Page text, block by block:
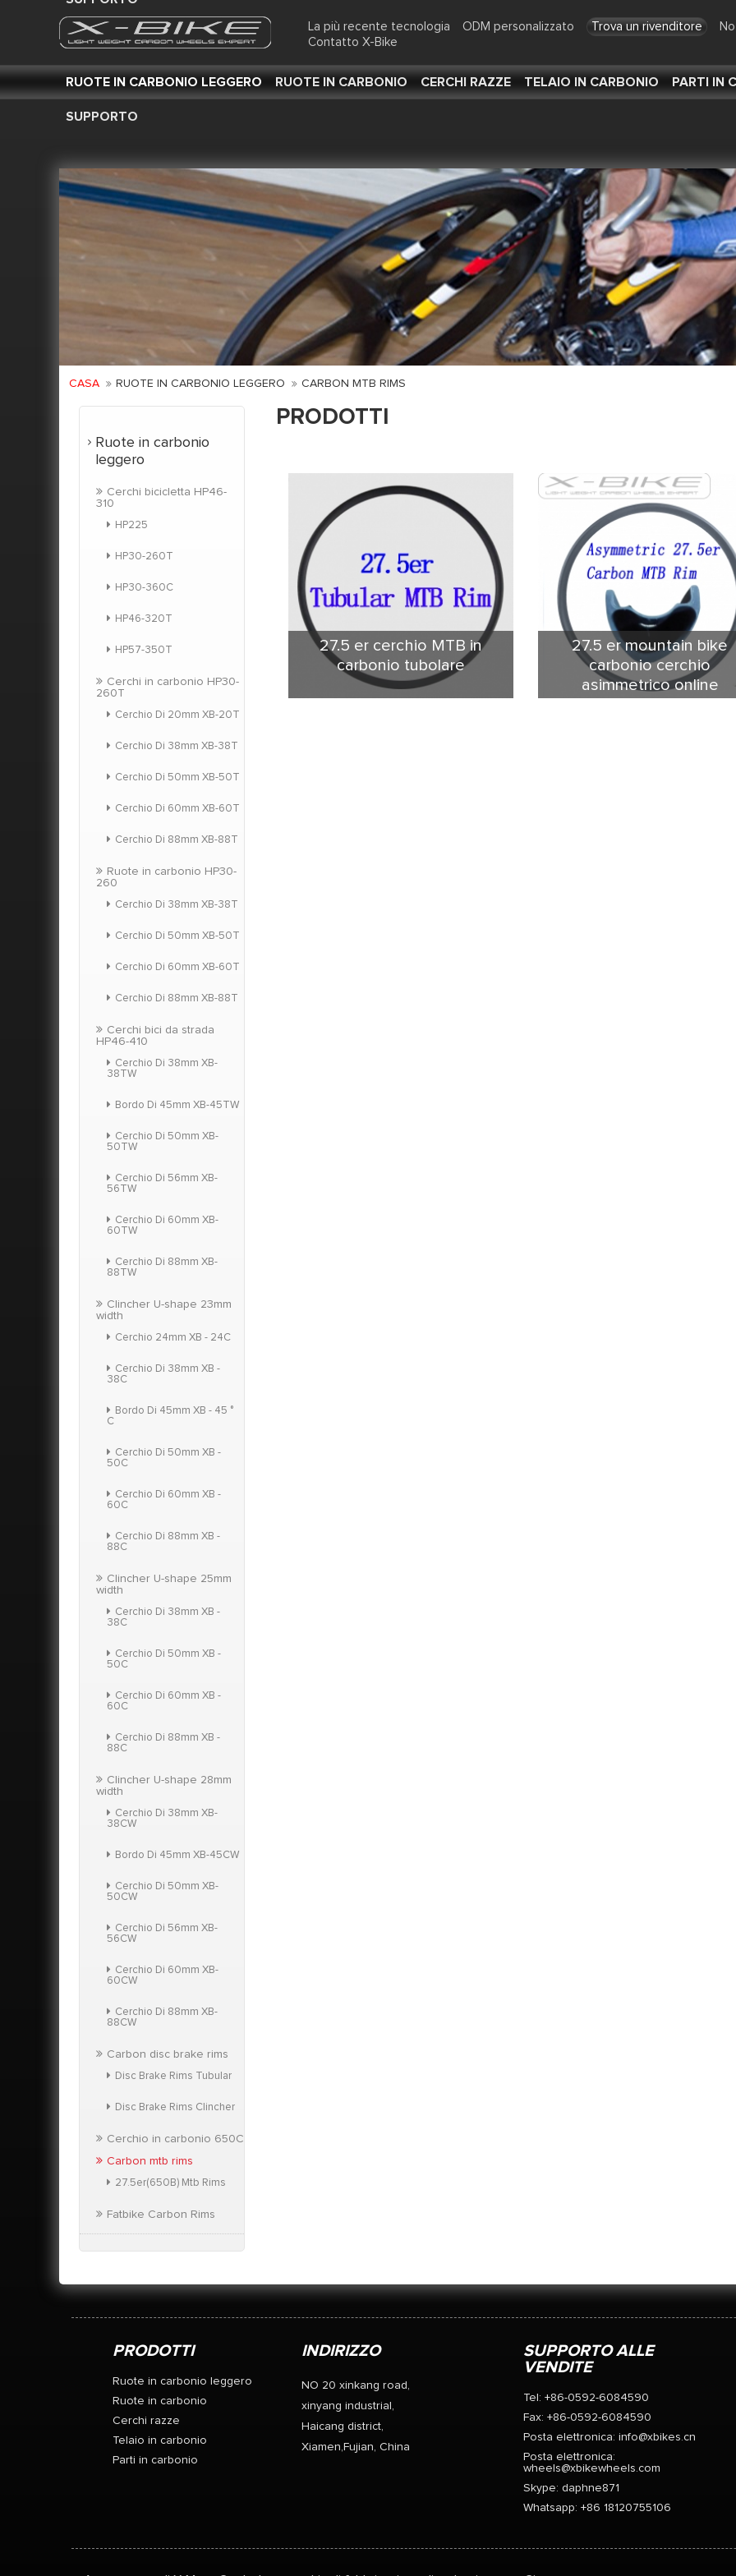
La più recente tecnologia ODM personalizzato Trova un rivenditore
Contatto X-Bike
RUOTE IN CARBONIO LEGGERO RUOTE IN CARBONIO CERCHI RAZZE TELAIO IN CARBONIO PARTI IN
SUPPORTO
CASA RUOTE IN CARBONIO LEGGERO CARBON MTB RIMS
Ruote in carbonio
leggero
Cerchi bicicletta HP46-
310
HP225
HP30-260T
HP30-360C
HP46-320T
HP57-350T
Cerchi in carbonio HP30-
260T
Cerchio Di 20mm XB-20T
Cerchio Di 38mm XB-38T
Cerchio Di 50mm XB-50T
Cerchio Di 60mm XB-60T
Cerchio Di 88mm XB-88T
Ruote in carbonio HP30-
260
Cerchio Di 38mm XB-38T
Cerchio Di 50mm XB-50T
Cerchio Di 60mm XB-60T
Cerchio Di 88mm XB-88T
Cerchi bici da strada
HP46-410
Cerchio Di 38mm XB-
38TW
Bordo Di 45mm XB-45TW
Cerchio Di 50mm XB-
50TW
Cerchio Di 56mm XB-
56TW
Cerchio Di 60mm XB-
60TW
Cerchio Di 88mm XB-
88TW
Clincher U-shape 23mm
width
Cerchio 24mm XB - 24C
Cerchio Di 38mm XB -
38C
Bordo Di 45mm XB - 45 °
C
Cerchio Di 50mm XB -
50C
Cerchio Di 60mm XB -
60C
Cerchio Di 88mm XB -
88C
Clincher U-shape 25mm
width
Cerchio Di 38mm XB -
38C
Cerchio Di 50mm XB -
50C
Cerchio Di 60mm XB -
60C
Cerchio Di 88mm XB -
88C
Clincher U-shape 28mm
width
Cerchio Di 38mm XB-
38CW
Bordo Di 45mm XB-45CW
Cerchio Di 50mm XB-
50CW
Cerchio Di 56mm XB-
56CW
Cerchio Di 60mm XB-
60CW
Cerchio Di 88mm XB-
88CW
Carbon disc brake rims
Disc Brake Rims Tubular
Disc Brake Rims Clincher
Cerchio in carbonio 650C
Carbon mtb rims
27.5er(650B) Mtb Rims
Fatbike Carbon Rims
PRODOTTI
27.5 er cerchio MTB in
carbonio tubolare
27.5 er mountain bike
carbonio cerchio
asimmetrico online
PRODOTTI
Ruote in carbonio leggero
Ruote in carbonio
Cerchi razze
Telaio in carbonio
Parti in carbonio
INDIRIZZO
NO 20 xinkang road,
xinyang industrial,
Haicang district,
Xiamen,Fujian, China
SUPPORTO ALLE
VENDITE
Tel: +86-0592-6084590
Fax: +86-0592-6084590
Posta elettronica: info@xbikes.cn
Posta elettronica:
wheels@xbikewheels.com
Skype: daphne871
Whatsapp: +86 18120755106